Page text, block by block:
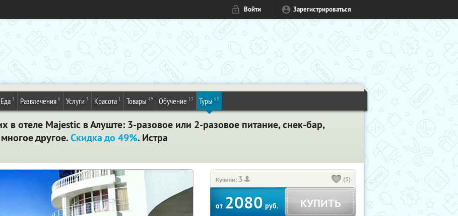
Войти Зарегистрироваться
Еда 3 Развлечения 6 Услуги 3 Красота 1 Товары 49 Обучение 13 Туры 65
в отеле Majestic в Алуште: 3-разовое или 2-разовое питание, снек-бар,
другое.Скидка до 49%. Истра
Купили: 3 (5)
от 2080 руб. КУПИТЬ